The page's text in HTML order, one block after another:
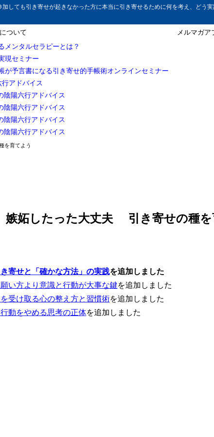
しても引き寄せが起きなかった方に本当に引き寄せるために何を考え、どう
ついて
メンタルセラピーとは？
現セミナー
が予言書になる引き寄せ的手帳術オンラインセミナー
アドバイス
陰陽六行アドバイス
陰陽六行アドバイス
陰陽六行アドバイス
陰陽六行アドバイス
メルマガア
育てよう
妬したった大丈夫 引き寄せの種を
寄せと「確かな方法」の実践を追加しました
い方より意識と行動が大事な鍵を追加しました
受け取る心の整え方と習慣術を追加しました
動をやめる思考の正体を追加しました
しまうのか？
比較している（されている）
がない
はなんともおもっていない